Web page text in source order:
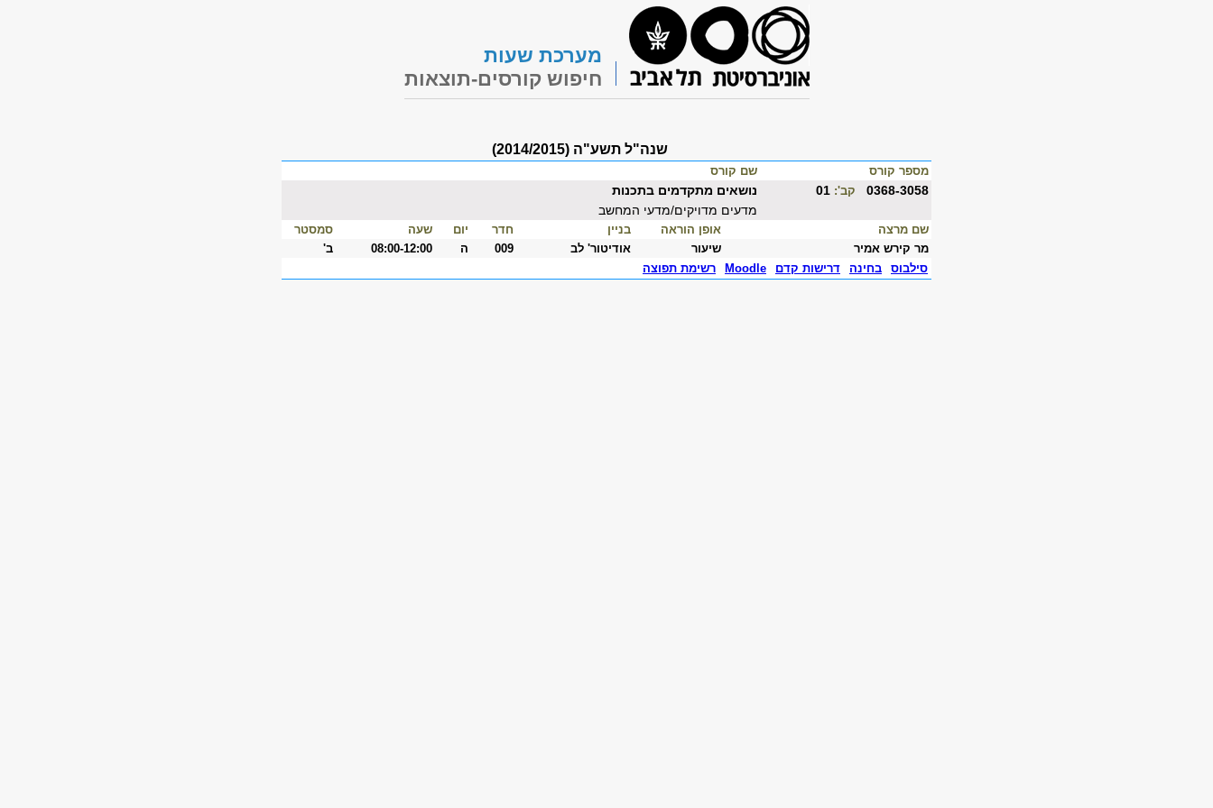
מערכת שעות
חיפוש קורסים-תוצאות
שנה"ל תשע"ה (2014/2015)
מספר קורס שם קורס
0368-3058 קב':
נושאים מתקדמים בתכנות
מדעים מדויקים/מדעי המחשב
שם מרצה אופן הוראה בניין חדר יום שעה
סמסטר
מר קירש אמיר
שיעור אודיטור' לב 009 ה 08:00-12:00
ב'
סילבוס
בחינה דרישות קדם Moodle רשימת תפוצה